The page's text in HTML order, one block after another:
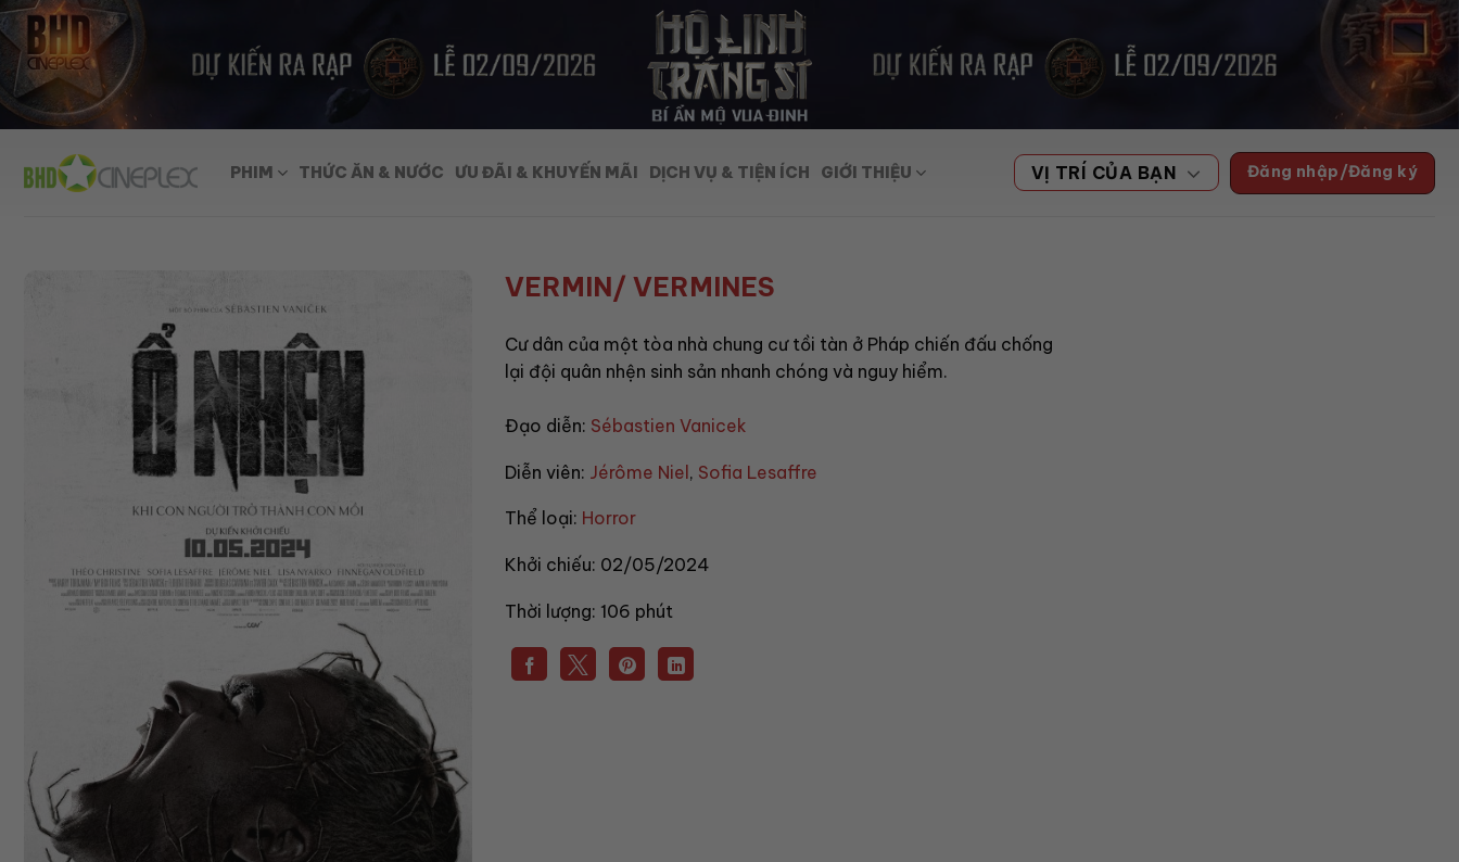
Skip
to
content
PHIM THỨC ĂN & NƯỚC ƯU ĐÃI & KHUYẾN MÃI DỊCH VỤ & TIỆN ÍCH GIỚI THIỆU VỊ TRÍ CỦA BẠN Đăng nhập/Đăng ký
VERMIN/ VERMINES
Cư dân của một tòa nhà chung cư tồi tàn ở Pháp chiến đấu chống
lại đội quân nhện sinh sản nhanh chóng và nguy hiểm.
Đạo diễn: Sébastien Vanicek
Diễn viên: Jérôme Niel, Sofia Lesaffre
Thể loại: Horror
Khởi chiếu: 02/05/2024
Thời lượng: 106 phút